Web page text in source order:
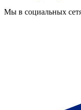
Мы в социальных